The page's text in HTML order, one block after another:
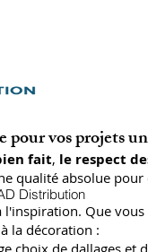
vos projets
fait, le respect
qualité absolue pour
Distribution
Que
la décoration :
choix de dallages